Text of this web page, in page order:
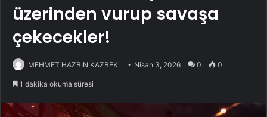
üzerinden vurup savaşa
çekecekler!
MEHMET HAZBİN KAZBEK Nisan 3, 2026 0 0
1 dakika okuma süresi